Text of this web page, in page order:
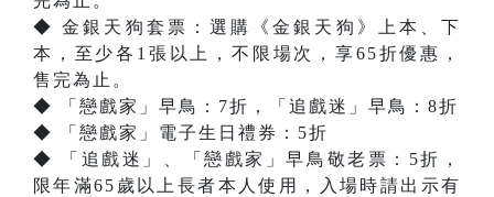
◆ 金銀天狗套票：選購《金銀天狗》上本、下
本，至少各1張以上，不限場次，享65折優惠，
售完為止。
◆ 「戀戲家」早鳥：7折，「追戲迷」早鳥：8折
◆ 「戀戲家」電子生日禮券：5折
◆ 「追戲迷」、「戀戲家」早鳥敬老票：5折，
限年滿65歲以上長者本人使用，入場時請出示有